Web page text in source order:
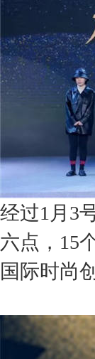
经过1月3
六点，15
国际时尚